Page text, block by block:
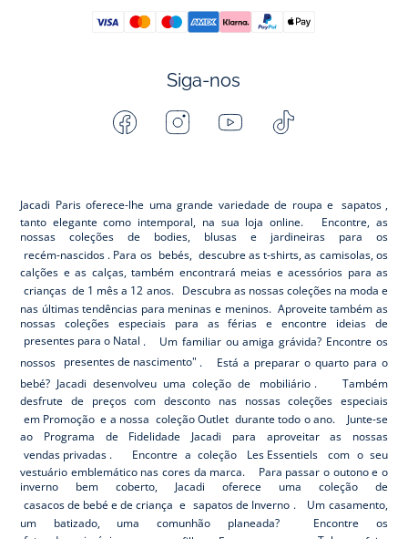
Siga-nos
FacebookInstagramYoutube
Jacadi Paris oferece-lhe uma grande variedade de roupa e sapatos ,
tanto elegante como intemporal, na sua loja online. Encontre, as
nossas coleções de bodies, blusas e jardineiras para os
recém-nascidos . Para os bebés, descubre as t-shirts, as camisolas, os
calções e as calças, também encontrará meias e acessórios para as
crianças de 1 mês a 12 anos. Descubra as nossas coleções na moda e
nas últimas tendências para meninas e meninos. Aproveite também as
nossas coleções especiais para as férias e encontre ideias de
presentes para o Natal . Um familiar ou amiga grávida? Encontre os
nossos presentes de nascimento" . Está a preparar o quarto para o
bebé? Jacadi desenvolveu uma coleção de
mobiliário . Também
desfrute de preços com desconto nas nossas coleções especiais
em Promoção e a nossa coleção Outlet durante todo o ano. Junte-se
ao Programa de Fidelidade Jacadi para aproveitar as nossas
vendas privadas . Encontre a coleção Les Essentiels
com o seu
vestuário emblemático nas cores da marca. Para passar o outono e o
inverno bem coberto, Jacadi oferece uma coleção de
casacos de bebé e de criança e sapatos de Inverno . Um casamento,
um batizado, uma comunhão planeada? Encontre os